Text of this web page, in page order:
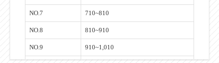
NO.7 710~810
NO.8 810~910
NO.9 910~1,010